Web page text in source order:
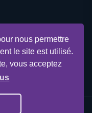
nous permettre
le site est utilisé.
vous acceptez